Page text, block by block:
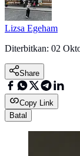
Lizsa Egeham
Diterbitkan: 02
Share
Copy Link
Batal